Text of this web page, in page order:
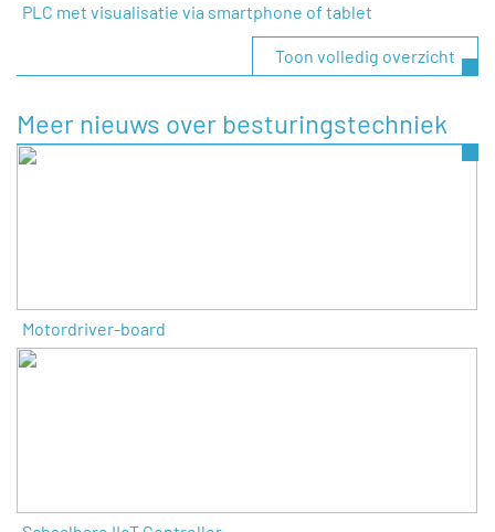
PLC met visualisatie via smartphone of tablet
Toon volledig overzicht
Meer nieuws over besturingstechniek
Motordriver-board